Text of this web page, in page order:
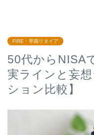
FIRE・早期リタイア
50代からNISA
実ラインと妄
ション比較】